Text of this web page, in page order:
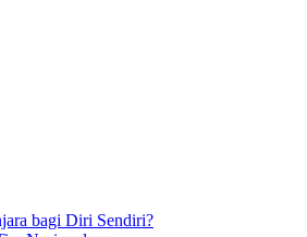
bagi Diri Sendiri?